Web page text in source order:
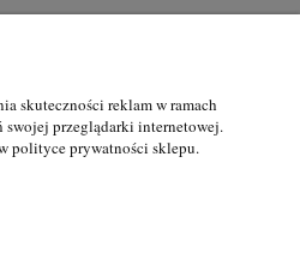
skuteczności reklam w ramach
przeglądarki internetowej.
polityce prywatności sklepu.